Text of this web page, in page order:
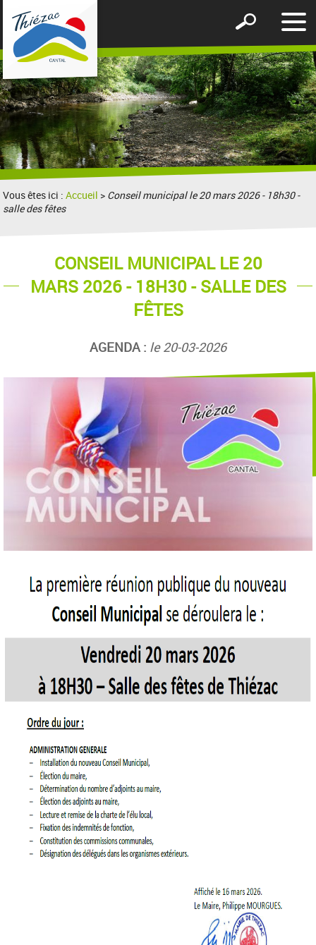
le
Afficher
formulaire
de
recherche
Vous êtes ici :Accueil > Conseil municipal le 20 mars 2026 - 18h30 -
salle des fêtes
CONSEIL MUNICIPAL LE 20
MARS 2026 - 18H30 - SALLE DES
FÊTES
AGENDA : le 20-03-2026